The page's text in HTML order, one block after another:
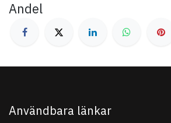
Andel
Användbara länkar